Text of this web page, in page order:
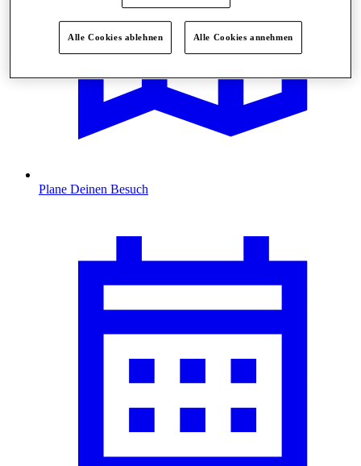
Plane Deinen Besuch
Alle Cookies ablehnen Alle Cookies annehmen